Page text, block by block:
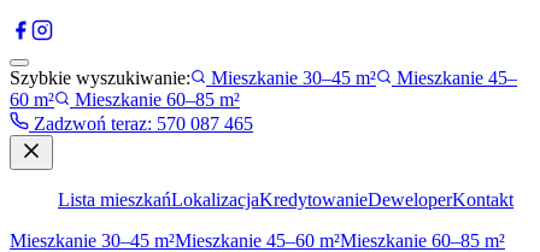
Szybkie wyszukiwanie: Mieszkanie 30–45 m²
Mieszkanie 45–
60 m²
Mieszkanie 60–85 m²
Zadzwoń teraz: 570 087 465
Lista mieszkańLokalizacjaKredytowanieDeweloperKontakt
Mieszkanie 30–45 m²Mieszkanie 45–60 m²Mieszkanie 60–85 m²